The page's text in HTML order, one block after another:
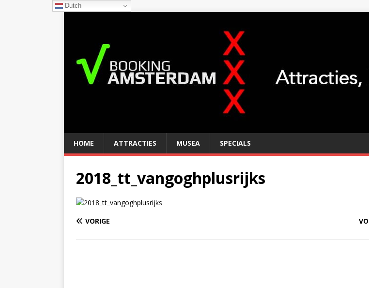
HOME ATTRACTIES MUSEA SPECIALS
2018_tt_vangoghplusrijks
VORIGE
Dutch